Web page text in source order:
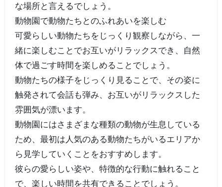
な場所と言えるでしょう。
動物園で動物たちとのふれあいを楽しむ
可愛らしい動物たちをじっくり観察しながら、一
緒に楽しむことでお互いがリラックスでき、自然
体で過ごす時間を楽しめることでしょう。
動物たちの様子をじっくり見ることで、その姿に
触発されて会話も弾み、お互いがリラックスした
雰囲気が漂います。
動物園にはさまざまな種類の動物が生息している
ため、最初は人気のある動物たちがいるエリアか
ら見学していくことをおすすめします。
彼らの愛らしい姿や、特徴的な行動に触れること
で、楽しい時間を共有できることでしょう。